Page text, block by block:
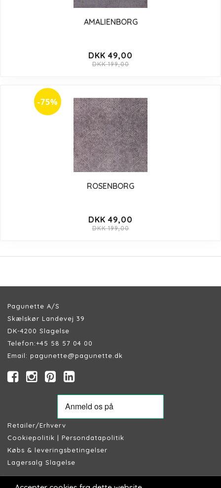
AMALIENBORG
DKK 49,00
DKK 199,00
-75%
ROSENBORG
DKK 49,00
DKK 199,00
Pagunette A/S
Skælskør Landevej 39
DK-4200 Slagelse
Telefon:+45 58 57 04 00
Email: pagunette@pagunette.dk
Retailer/Erhverv
Cookiepolitik | Persondatapolitik
Købs & leveringsbetingelser
Lagersalg Slagelse